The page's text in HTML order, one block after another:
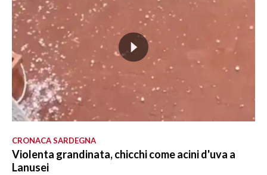
CRONACA SARDEGNA
Violenta grandinata, chicchi come acini d'uva a
Lanusei